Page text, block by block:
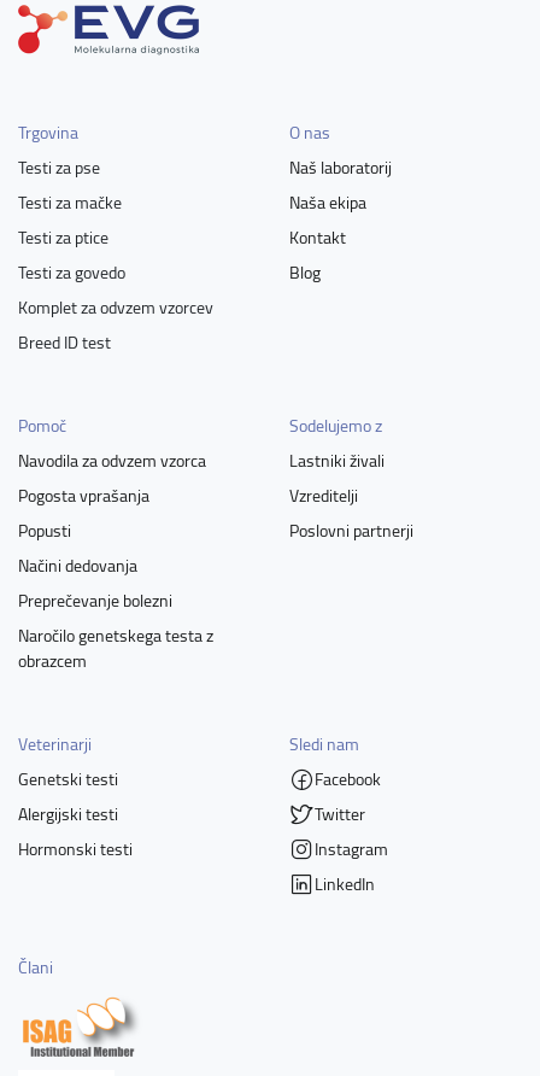
Trgovina
Testi za pse
Testi za mačke
Testi za ptice
Testi za govedo
Komplet za odvzem vzorcev
Breed ID test
O nas
Naš laboratorij
Naša ekipa
Kontakt
Blog
Pomoč
Navodila za odvzem vzorca
Pogosta vprašanja
Popusti
Načini dedovanja
Preprečevanje bolezni
Naročilo genetskega testa z
obrazcem
Sodelujemo z
Lastniki živali
Vzreditelji
Poslovni partnerji
Veterinarji
Genetski testi
Alergijski testi
Hormonski testi
Sledi nam
Facebook
Twitter
Instagram
LinkedIn
Člani